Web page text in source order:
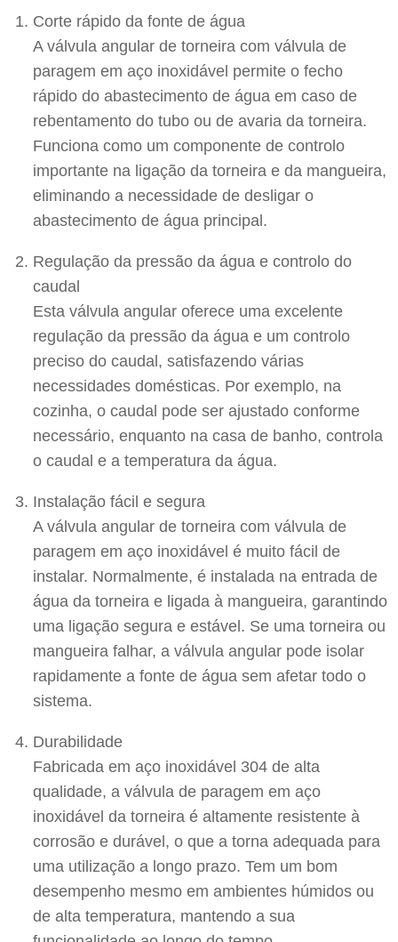
Corte rápido da fonte de água
A válvula angular de torneira com válvula de
paragem em aço inoxidável permite o fecho
rápido do abastecimento de água em caso de
rebentamento do tubo ou de avaria da torneira.
Funciona como um componente de controlo
importante na ligação da torneira e da mangueira,
eliminando a necessidade de desligar o
abastecimento de água principal.
Regulação da pressão da água e controlo do
caudal
Esta válvula angular oferece uma excelente
regulação da pressão da água e um controlo
preciso do caudal, satisfazendo várias
necessidades domésticas. Por exemplo, na
cozinha, o caudal pode ser ajustado conforme
necessário, enquanto na casa de banho, controla
o caudal e a temperatura da água.
Instalação fácil e segura
A válvula angular de torneira com válvula de
paragem em aço inoxidável é muito fácil de
instalar. Normalmente, é instalada na entrada de
água da torneira e ligada à mangueira, garantindo
uma ligação segura e estável. Se uma torneira ou
mangueira falhar, a válvula angular pode isolar
rapidamente a fonte de água sem afetar todo o
sistema.
Durabilidade
Fabricada em aço inoxidável 304 de alta
qualidade, a válvula de paragem em aço
inoxidável da torneira é altamente resistente à
corrosão e durável, o que a torna adequada para
uma utilização a longo prazo. Tem um bom
desempenho mesmo em ambientes húmidos ou
de alta temperatura, mantendo a sua